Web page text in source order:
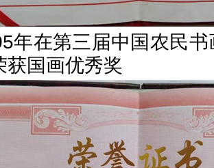
在第三届中国农民书
获国画优秀奖